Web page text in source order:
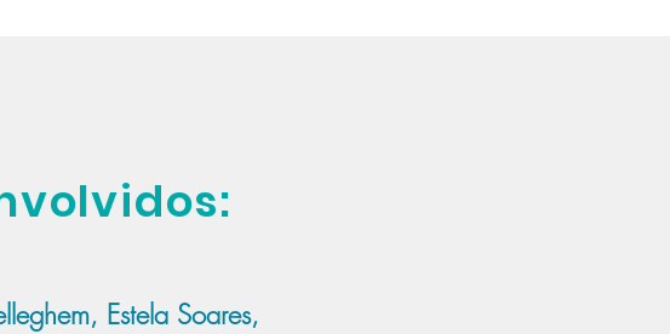
Estela Soares,